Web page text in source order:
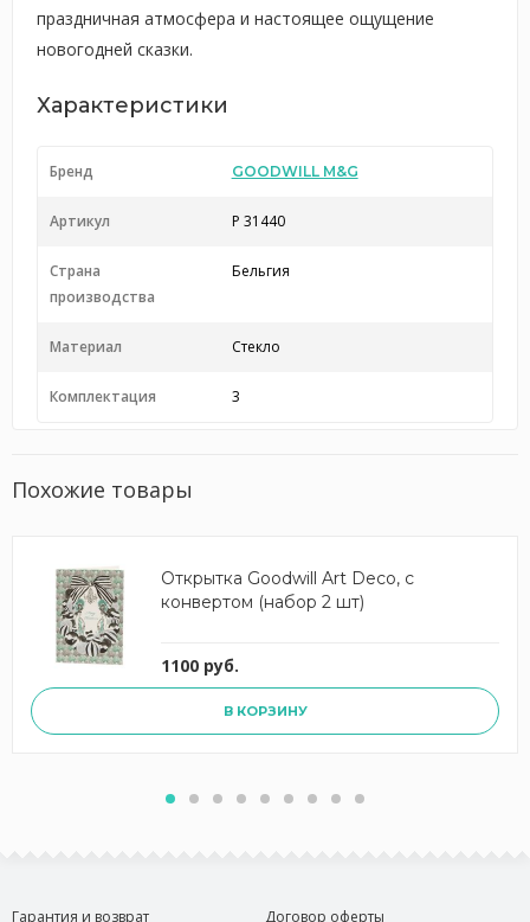
праздничная атмосфера и настоящее ощущение
новогодней сказки.
Характеристики
Бренд GOODWILL M&G
Артикул P 31440
Страна
производства
Бельгия
Материал Стекло
Комплектация 3
Похожие товары
Открытка Goodwill Art Deco, с
конвертом (набор 2 шт)
1100 руб.
В КОРЗИНУ
Гарантия и возврат
Договор оферты